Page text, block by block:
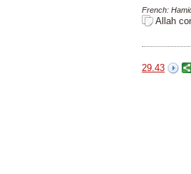
French:
Allah
29.43